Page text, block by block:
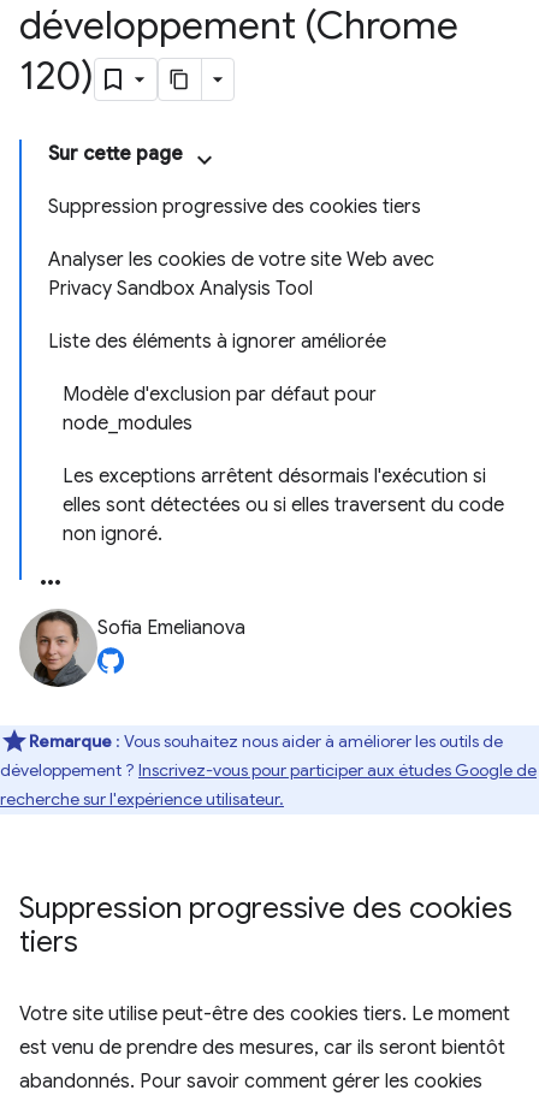
développement (Chrome
120)
Sur cette page
Suppression progressive des cookies tiers
Analyser les cookies de votre site Web avec
Privacy Sandbox Analysis Tool
Liste des éléments à ignorer améliorée
Modèle d'exclusion par défaut pour
node_modules
Les exceptions arrêtent désormais l'exécution si
elles sont détectées ou si elles traversent du code
non ignoré.
Sofia Emelianova
Remarque : Vous souhaitez nous aider à améliorer les outils de
développement ? Inscrivez-vous pour participer aux études Google de
recherche sur l'expérience utilisateur.
Suppression progressive des cookies
tiers
Votre site utilise peut-être des cookies tiers. Le moment
est venu de prendre des mesures, car ils seront bientôt
abandonnés. Pour savoir comment gérer les cookies